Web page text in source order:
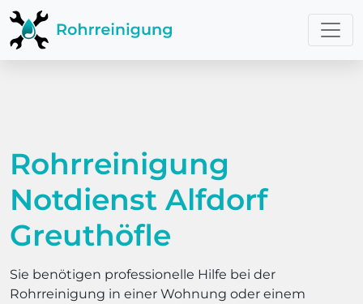
Rohrreinigung
Notdienst Alfdorf
Greuthöfle
Sie benötigen professionelle Hilfe bei der
Rohrreinigung in einer Wohnung oder einem